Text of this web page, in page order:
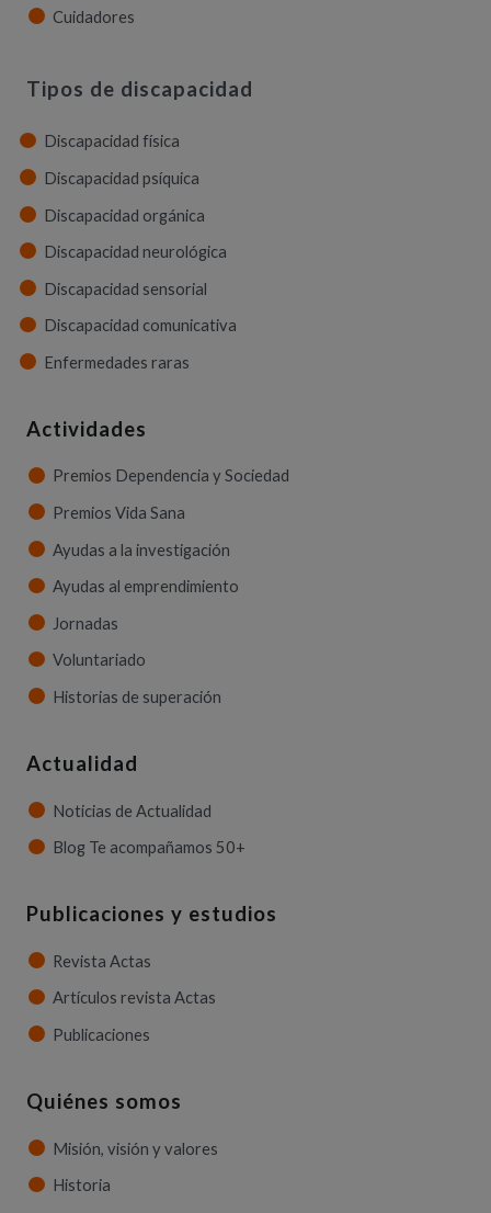
Cuidadores
Tipos de discapacidad
Discapacidad física
Discapacidad psíquica
Discapacidad orgánica
Discapacidad neurológica
Discapacidad sensorial
Discapacidad comunicativa
Enfermedades raras
Actividades
Premios Dependencia y Sociedad
Premios Vida Sana
Ayudas a la investigación
Ayudas al emprendimiento
Jornadas
Voluntariado
Historias de superación
Actualidad
Noticias de Actualidad
Blog Te acompañamos 50+
Publicaciones y estudios
Revista Actas
Artículos revista Actas
Publicaciones
Quiénes somos
Misión, visión y valores
Historia